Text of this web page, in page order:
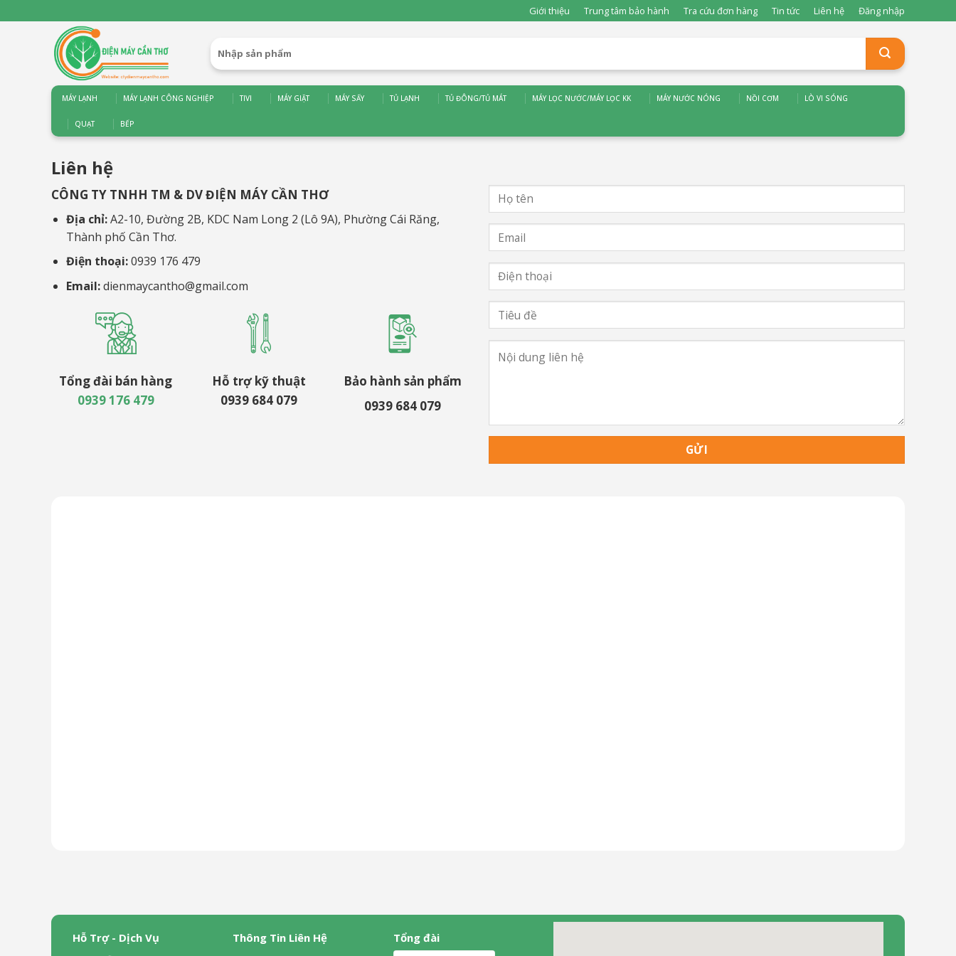
qua
Giới thiệu Trung tâm bảo hành Tra cứu đơn hàng Tin tức Liên hệ Đăng nhập
Tìm
kiếm:
MÁY LẠNH MÁY LẠNH CÔNG NGHIỆP TIVI MÁY GIẶT MÁY SẤY TỦ LẠNH TỦ ĐÔNG/TỦ MÁT MÁY LỌC NƯỚC/MÁY LỌC KK MÁY NƯỚC NÓNG NỒI CƠM LÒ VI SÓNG
QUẠT BẾP
Liên hệ
CÔNG TY TNHH TM & DV ĐIỆN MÁY CẦN THƠ
Địa chỉ:A2-10, Đường 2B, KDC Nam Long 2 (Lô 9A), Phường Cái Răng,
Thành phố Cần Thơ.
Điện thoại:0939 176 479
Email:dienmaycantho@gmail.com
Tổng đài bán hàng
0939 176 479
Hỗ trợ kỹ thuật
0939 684 079
Bảo hành sản phẩm
0939 684 079
Hỗ Trợ - Dịch Vụ Thông Tin Liên Hệ Tổng đài